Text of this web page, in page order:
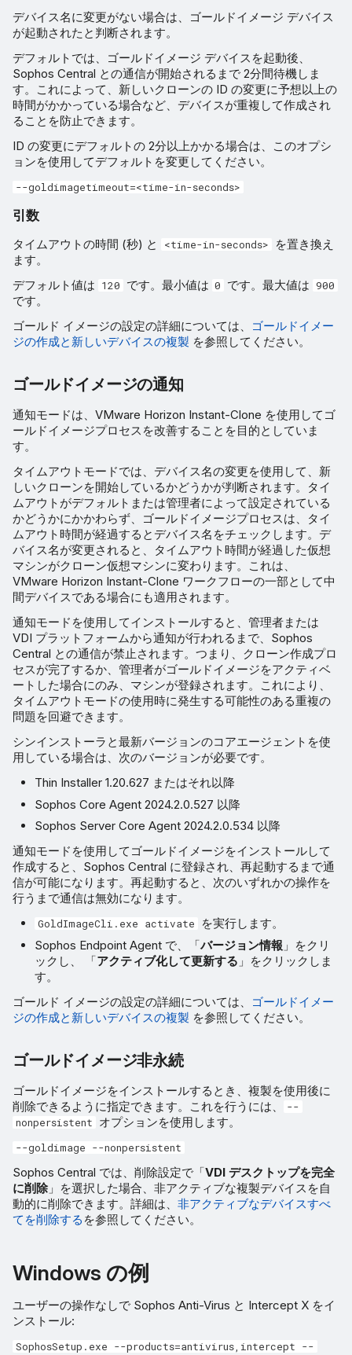
デバイス名に変更がない場合は、ゴールドイメージ デバイス
が起動されたと判断されます。
デフォルトでは、ゴールドイメージ デバイスを起動後、
Sophos Central との通信が開始されるまで 2分間待機しま
す。これによって、新しいクローンの ID の変更に予想以上の
時間がかかっている場合など、デバイスが重複して作成され
ることを防止できます。
ID の変更にデフォルトの 2分以上かかる場合は、このオプシ
ョンを使用してデフォルトを変更してください。
--goldimagetimeout=<time-in-seconds>
引数
タイムアウトの時間 (秒) と <time-in-seconds>
を置き換え
ます。
デフォルト値は
120 です。最小値は 0 です。最大値は 900
です。
ゴールド イメージの設定の詳細については、
ゴールドイメー
ジの作成と新しいデバイスの複製 を参照してください。
ゴールドイメージの通知
通知モードは、VMware Horizon Instant-Clone を使用してゴ
ールドイメージプロセスを改善することを目的としていま
す。
タイムアウトモードでは、デバイス名の変更を使用して、新
しいクローンを開始しているかどうかが判断されます。タイ
ムアウトがデフォルトまたは管理者によって設定されている
かどうかにかかわらず、ゴールドイメージプロセスは、タイ
ムアウト時間が経過するとデバイス名をチェックします。デ
バイス名が変更されると、タイムアウト時間が経過した仮想
マシンがクローン仮想マシンに変わります。これは、
VMware Horizon Instant-Clone ワークフローの一部として中
間デバイスである場合にも適用されます。
通知モードを使用してインストールすると、管理者または
VDI プラットフォームから通知が行われるまで、Sophos
Central との通信が禁止されます。つまり、クローン作成プロ
セスが完了するか、管理者がゴールドイメージをアクティベ
ートした場合にのみ、マシンが登録されます。これにより、
タイムアウトモードの使用時に発生する可能性のある重複の
問題を回避できます。
シンインストーラと最新バージョンのコアエージェントを使
用している場合は、次のバージョンが必要です。
Thin Installer 1.20.627 またはそれ以降
Sophos Core Agent 2024.2.0.527 以降
Sophos Server Core Agent 2024.2.0.534 以降
通知モードを使用してゴールドイメージをインストールして
作成すると、Sophos Central に登録され、再起動するまで通
信が可能になります。再起動すると、次のいずれかの操作を
行うまで通信は無効になります。
GoldImageCli.exe activate
を実行します。
Sophos Endpoint Agent で、「バージョン情報 」をクリ
ックし、 「アクティブ化して更新する 」をクリックしま
す。
ゴールド イメージの設定の詳細については、
ゴールドイメー
ジの作成と新しいデバイスの複製 を参照してください。
ゴールドイメージ非永続
ゴールドイメージをインストールするとき、複製を使用後に
削除できるように指定できます。これを行うには、
--
nonpersistent
オプションを使用します。
--goldimage --nonpersistent
Sophos Central では、削除設定で「VDI デスクトップを完全
に削除 」を選択した場合、非アクティブな複製デバイスを自
動的に削除できます。詳細は、 非アクティブなデバイスすべ
てを削除する を参照してください。
Windows の例
ユーザーの操作なしで Sophos Anti-Virus と Intercept X をイ
ンストール:
SophosSetup.exe --products=antivirus,intercept --